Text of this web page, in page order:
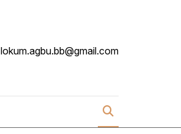
lokum.agbu.bb@gmail.com